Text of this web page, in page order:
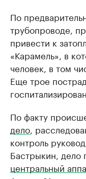
По
трубопроводе,
привести к
«Карамель», в
человек, в том
Еще трое
По факту
дело ,
контроль
Бастрыкин, дело
центральный